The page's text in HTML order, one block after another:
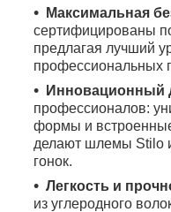
Максимальная
сертифицированы
предлагая лучший
профессиональных
Инновационный
профессионалов:
формы и
делают шлемы Stilo
гонок.
Легкость и
из углеродного